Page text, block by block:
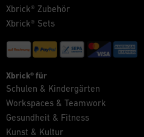
Xbrick® Zubehör
Xbrick® Sets
Xbrick® für
Schulen & Kindergärten
Workspaces & Teamwork
Gesundheit & Fitness
Kunst & Kultur